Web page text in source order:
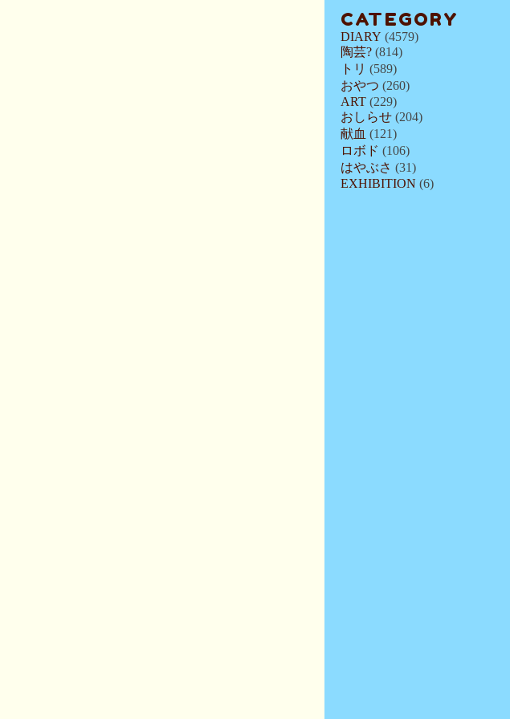
CATEGORY
DIARY (4579)
陶芸? (814)
トリ (589)
おやつ (260)
ART (229)
おしらせ (204)
献血 (121)
ロボド (106)
はやぶさ (31)
EXHIBITION (6)